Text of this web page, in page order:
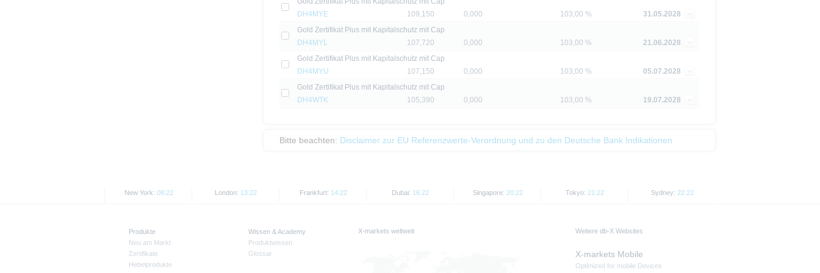
DH4MYE
109,150 0,000 103,00 %
31.05.2028
Gold Zertifikat Plus mit Kapitalschutz mit Cap
DH4MYL
107,720 0,000 103,00 %
21.06.2028
Gold Zertifikat Plus mit Kapitalschutz mit Cap
DH4MYU
107,150 0,000 103,00 %
05.07.2028
Gold Zertifikat Plus mit Kapitalschutz mit Cap
DH4WTK
105,390 0,000 103,00 % 19.07.2028
Bitte beachten: Disclaimer zur EU Referenzwerte-Verordnung und zu den Deutsche Bank Indikationen
New York: 08:22 London: 13:22 Frankfurt: 14:22 Dubai: 16:22 Singapore: 20:22 Tokyo: 21:22 Sydney: 22:22
Produkte
Neu am Markt
Zertifikate
Hebelprodukte
Wissen & Academy
Produktwissen
Glossar
X-markets weltweit Weitere db-X Websites
X-markets Mobile
Optimized for mobile Devices
Rechtsordnungen Beschränkungen. So dürfen die hierin genannten Wertpapiere weder innerhalb der USA noch an oder für Rechnung von US-
Personen oder in den USA ansässigen Personen zum Kauf angeboten oder an diese verkauft werden.
Die auf der X-markets Website enthaltenen Informationen dürfen nur in solchen Staaten verbreitet oder veröffentlicht werden, in denen dies nach
Informationen in den USA, Großbritannien, Kanada oder Japan, sowie seine Übermittlung an oder für Rechnung von US-Personen oder in den
USA ansässige Personen, sind untersagt.
Kurse/Preise. Wertentwicklungen der Vergangenheit sind kein Indikator für die künftige Wertentwicklung.